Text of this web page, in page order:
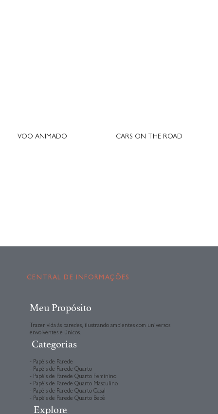
VOO ANIMADO CARS ON THE ROAD
CENTRAL DE INFORMAÇÕES
Meu Propósito
Trazer vida às paredes, ilustrando ambientes com universos
envolventes e únicos.
Categorias
- Papéis de Parede
- Papéis de Parede Quarto
- Papéis de Parede Quarto Feminino
- Papéis de Parede Quarto Masculino
- Papéis de Parede Quarto Casal
- Papéis de Parede Quarto Bebê
Explore